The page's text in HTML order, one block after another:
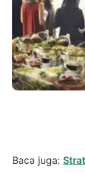
Baca juga: